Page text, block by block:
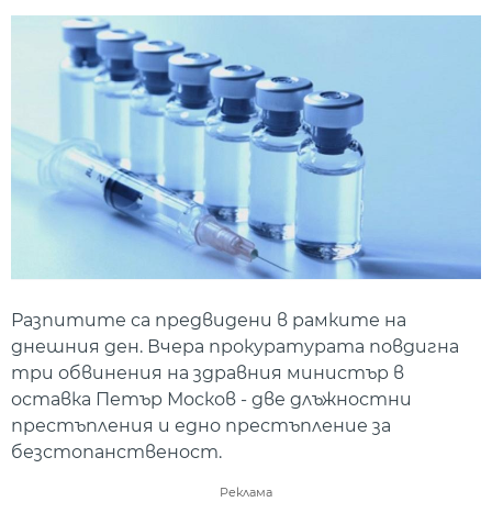
Разпитите са предвидени в рамките на
днешния ден. Вчера прокуратурата повдигна
три обвинения на здравния министър в
оставка Петър Москов - две длъжностни
престъпления и едно престъпление за
безстопанственост.
Реклама